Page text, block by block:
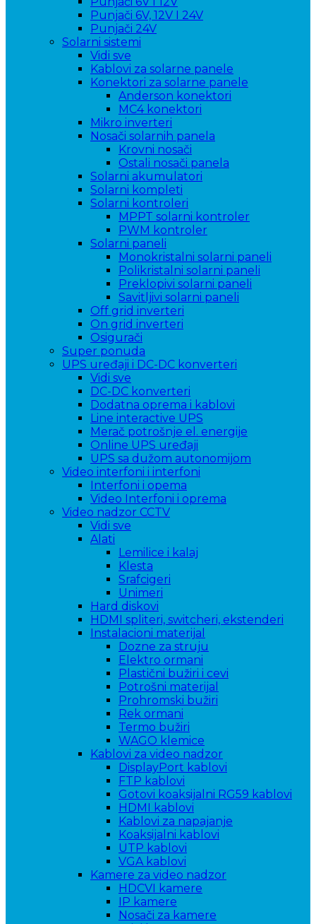
Punjači 6V, 12V I 24V
Punjači 24V
Solarni sistemi
Vidi sve
Kablovi za solarne panele
Konektori za solarne panele
Anderson konektori
MC4 konektori
Mikro inverteri
Nosači solarnih panela
Krovni nosači
Ostali nosači panela
Solarni akumulatori
Solarni kompleti
Solarni kontroleri
MPPT solarni kontroler
PWM kontroler
Solarni paneli
Monokristalni solarni paneli
Polikristalni solarni paneli
Preklopivi solarni paneli
Savitljivi solarni paneli
Off grid inverteri
On grid inverteri
Osigurači
Super ponuda
UPS uređaji i DC-DC konverteri
Vidi sve
DC-DC konverteri
Dodatna oprema i kablovi
Line interactive UPS
Merač potrošnje el. energije
Online UPS uređaji
UPS sa dužom autonomijom
Video interfoni i interfoni
Interfoni i opema
Video Interfoni i oprema
Video nadzor CCTV
Vidi sve
Alati
Lemilice i kalaj
Klesta
Srafcigeri
Unimeri
Hard diskovi
HDMI spliteri, switcheri, ekstenderi
Instalacioni materijal
Dozne za struju
Elektro ormani
Plastični bužiri i cevi
Potrošni materijal
Prohromski bužiri
Rek ormani
Termo bužiri
WAGO klemice
Kablovi za video nadzor
DisplayPort kablovi
FTP kablovi
Gotovi koaksijalni RG59 kablovi
HDMI kablovi
Kablovi za napajanje
Koaksijalni kablovi
UTP kablovi
VGA kablovi
Kamere za video nadzor
HDCVI kamere
IP kamere
Nosači za kamere